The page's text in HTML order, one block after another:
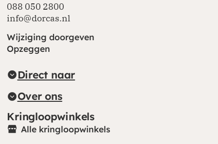
088 050 2800
info@dorcas.nl
Wijziging doorgeven
Opzeggen
Direct naar
Over ons
Kringloopwinkels
Alle kringloopwinkels